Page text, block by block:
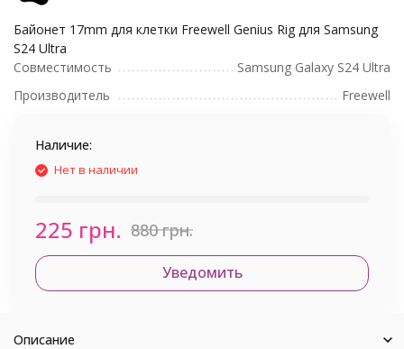
Байонет 17mm для клетки Freewell Genius Rig для Samsung
S24 Ultra
Совместимость
Samsung Galaxy S24 Ultra
Производитель
Freewell
Наличие:
Нет в наличии
225 грн. 880 грн.
Уведомить
Описание